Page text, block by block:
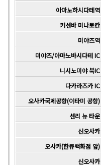
아마노하시다테역
키센바 미나토칸
미야즈역
미야즈/아마노바시다테 IC
니시노미야 북IC
다카라즈카 IC
오사카국제공항(이타미 공항)
센리 뉴 타운
신오사카
오사카(한큐백화점 앞)
신오사카